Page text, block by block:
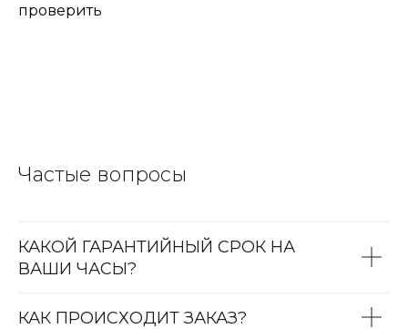
проверить
Частые вопросы
КАКОЙ ГАРАНТИЙНЫЙ СРОК НА
ВАШИ ЧАСЫ?
КАК ПРОИСХОДИТ ЗАКАЗ?